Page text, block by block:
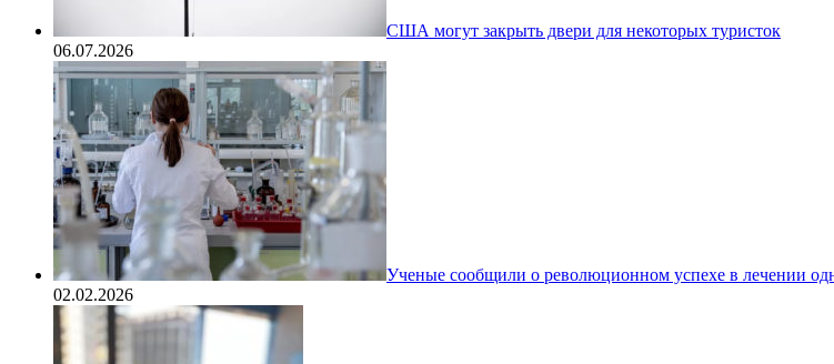
США могут закрыть двери для некоторых туристок
06.07.2026
Ученые сообщили о революционном успехе в лечении
02.02.2026